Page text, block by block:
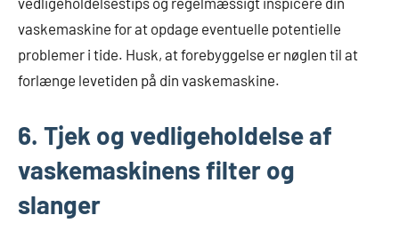
vaskemaskine for at opdage eventuelle potentielle
problemer i tide. Husk, at forebyggelse er nøglen til at
forlænge levetiden på din vaskemaskine.
6. Tjek og vedligeholdelse af
vaskemaskinens filter og
slanger